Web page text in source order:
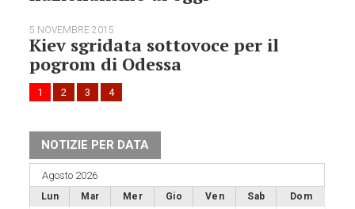
5 NOVEMBRE 2015
Kiev sgridata sottovoce per il
pogrom di Odessa
1 2 3 4
NOTIZIE PER DATA
Agosto 2026
Lun Mar Mer Gio Ven Sab Dom